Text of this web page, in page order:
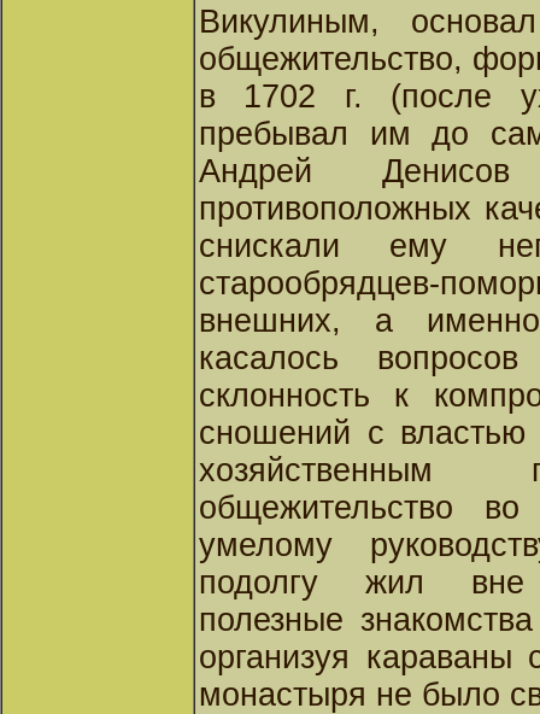
Викулиным,
общежительство,
в 1702 г. (после
пребывал им до
Андрей
противоположных
снискали ему
старообрядцев-
внешних, а
касалось
склонность к
сношений с
хозяйственным
общежительство
умелому
подолгу жил вне
полезные
организуя
монастыря не было